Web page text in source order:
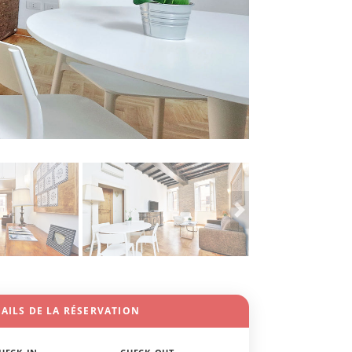
DE LA RÉSERVATION